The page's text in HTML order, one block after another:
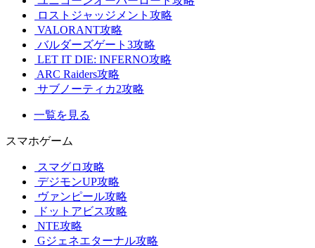
ロストジャッジメント攻略
VALORANT攻略
バルダーズゲート3攻略
LET IT DIE: INFERNO攻略
ARC Raiders攻略
サブノーティカ2攻略
一覧を見る
スマホゲーム
スマグロ攻略
デジモンUP攻略
ヴァンピール攻略
ドットアビス攻略
NTE攻略
Gジェネエターナル攻略